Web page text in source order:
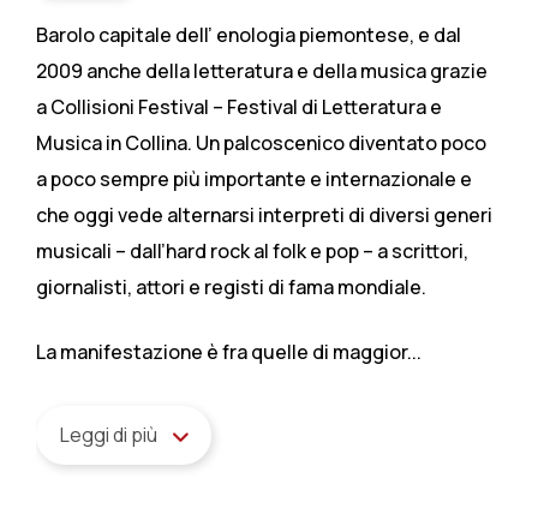
Barolo capitale dell’ enologia piemontese, e dal
2009 anche della letteratura e della musica grazie
a Collisioni Festival – Festival di Letteratura e
Musica in Collina. Un palcoscenico diventato poco
a poco sempre più importante e internazionale e
che oggi vede alternarsi interpreti di diversi generi
musicali – dall’hard rock al folk e pop – a scrittori,
giornalisti, attori e registi di fama mondiale.
La manifestazione è fra quelle di maggior...
Leggi di più